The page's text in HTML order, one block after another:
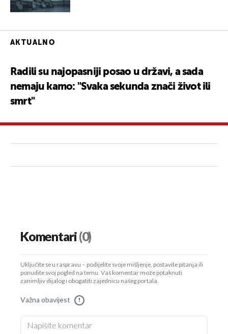
AKTUALNO
Radili su najopasniji posao u državi, a sada
nemaju kamo: "Svaka sekunda znači život ili
smrt"
Komentari(0)
Uključite se u raspravu – podijelite svoje mišljenje, postavite pitanja ili
ponudite svoj pogled na temu. Vaš komentar može potaknuti
zanimljiv dijalog i obogatiti zajednicu našeg portala.
Važna obavijest !